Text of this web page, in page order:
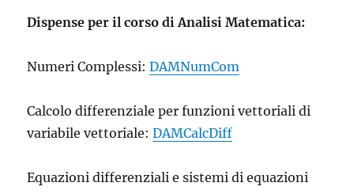
Dispense per il corso di Analisi Matematica:
Numeri Complessi:DAMNumCom
Calcolo differenziale per funzioni vettoriali di
variabile vettoriale:DAMCalcDiff
Equazioni differenziali e sistemi di equazioni